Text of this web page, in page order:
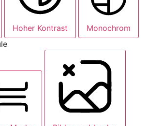
Hoher Kontrast
Monochrom